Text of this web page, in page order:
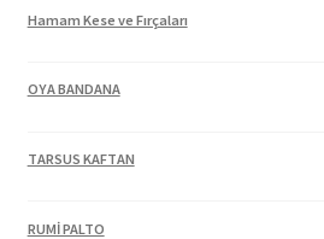
Hamam Kese ve Fırçaları
OYA BANDANA
TARSUS KAFTAN
RUMİ PALTO